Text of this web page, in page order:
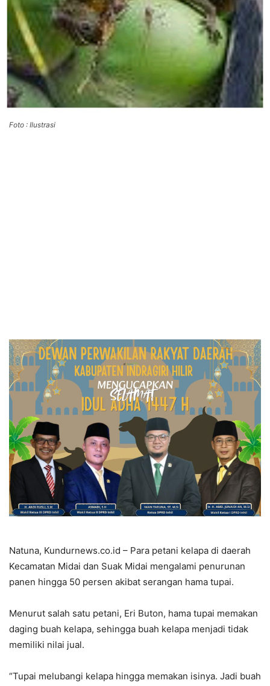
Foto : Ilustrasi
Natuna, Kundurnews.co.id – Para petani kelapa di daerah
Kecamatan Midai dan Suak Midai mengalami penurunan
panen hingga 50 persen akibat serangan hama tupai.
Menurut salah satu petani, Eri Buton, hama tupai memakan
daging buah kelapa, sehingga buah kelapa menjadi tidak
memiliki nilai jual.
“Tupai melubangi kelapa hingga memakan isinya. Jadi buah